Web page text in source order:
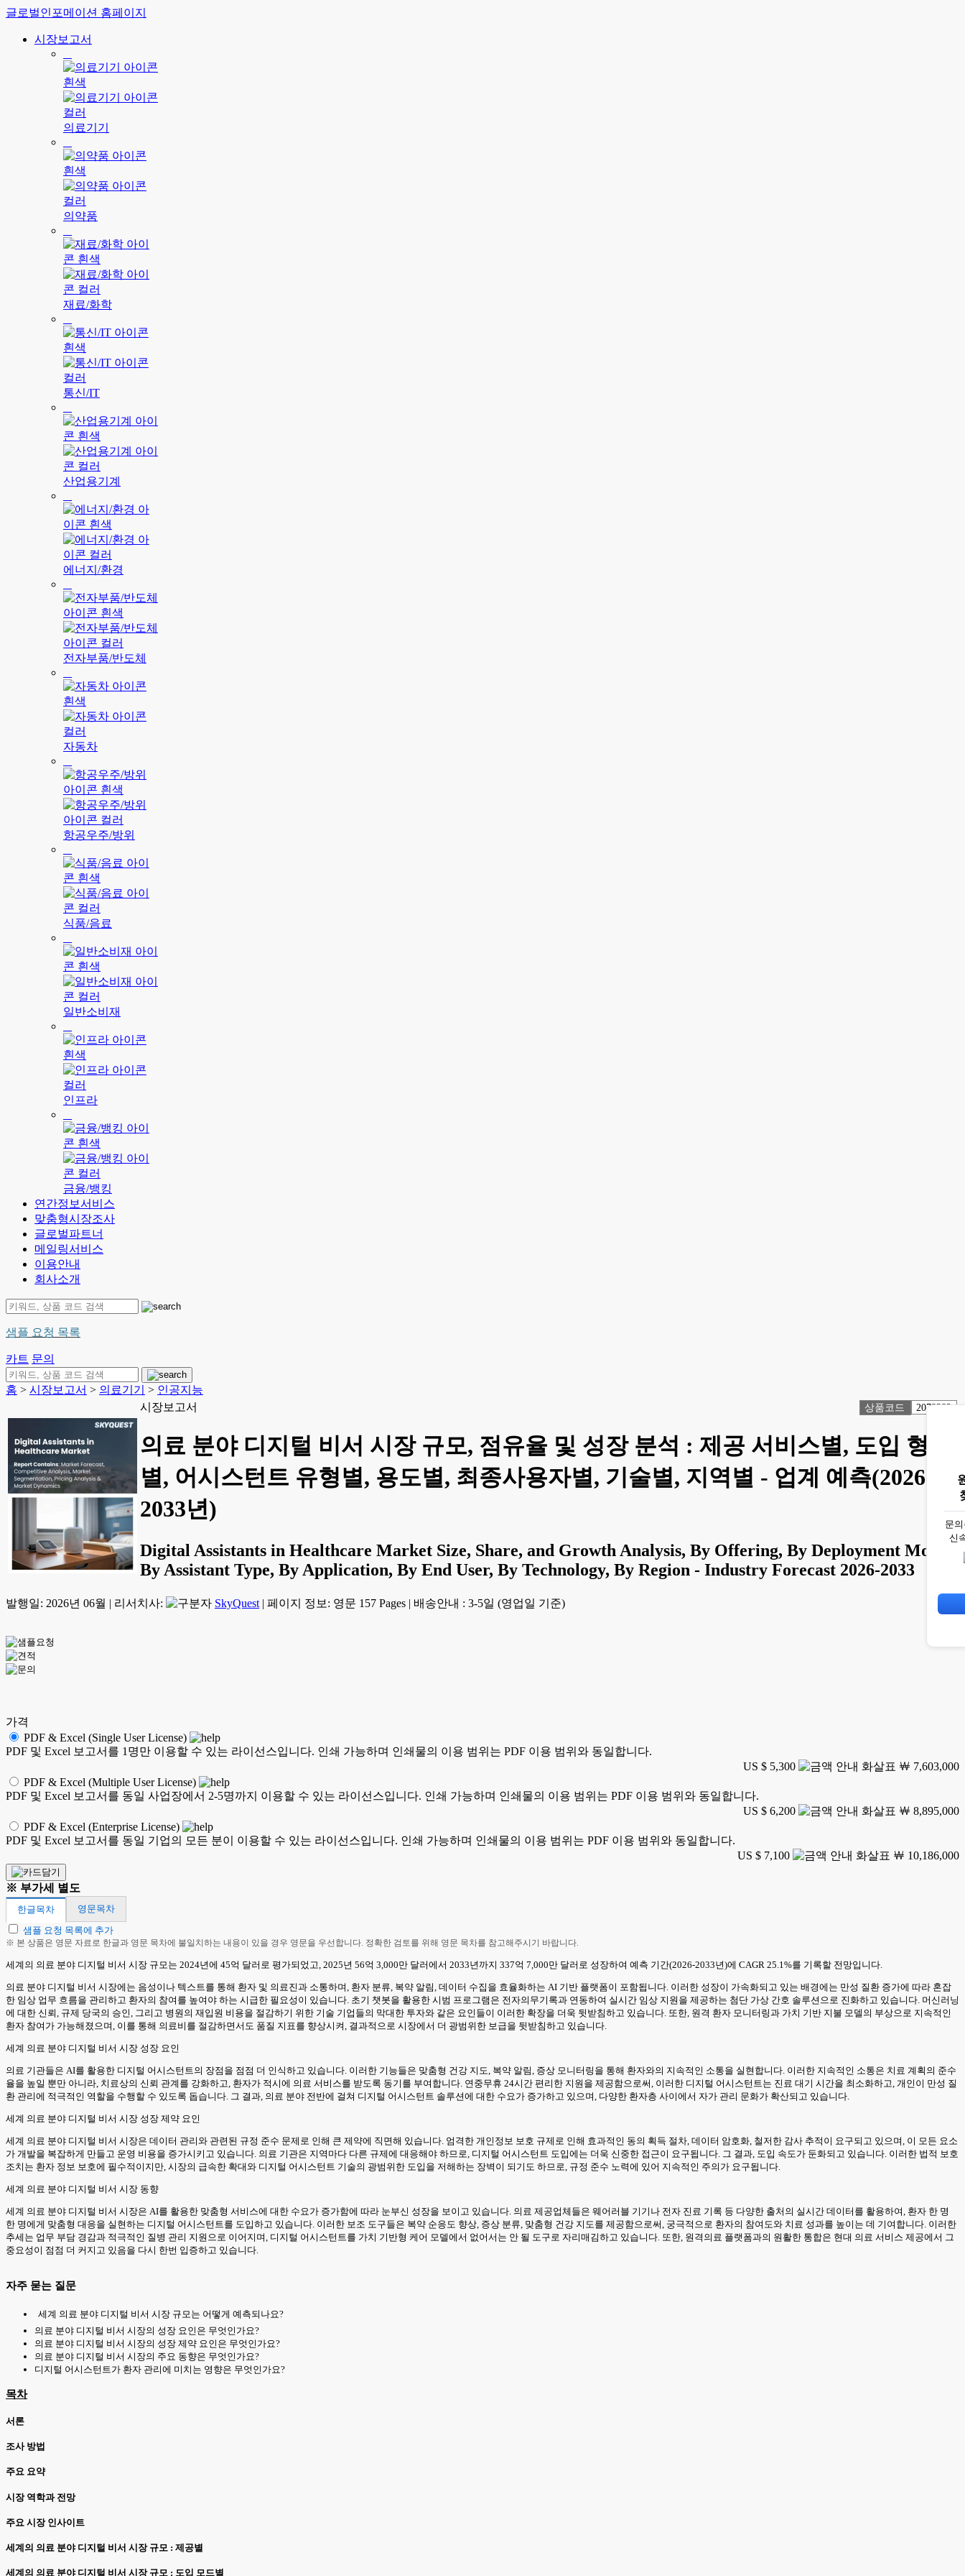
글로벌인포메이션 홈페이지
시장보고서
의료기기
의약품
재료/화학
통신/IT
산업용기계
에너지/환경
전자부품/반도체
자동차
항공우주/방위
식품/음료
일반소비재
인프라
금융/뱅킹
연간정보서비스
맞춤형시장조사
글로벌파트너
메일링서비스
이용안내
회사소개
샘플 요청 목록
카트 문의
홈 > 시장보고서 > 의료기기 > 인공지능
시장보고서
상품코드 2078382
의료 분야 디지털 비서 시장 규모, 점유율 및 성장 분석 : 제공 서비스별, 도입 형태
별, 어시스턴트 유형별, 용도별, 최종사용자별, 기술별, 지역별 - 업계 예측(2026-
2033년)
Digital Assistants in Healthcare Market Size, Share, and Growth Analysis, By Offering, By Deployment Mode,
By Assistant Type, By Application, By End User, By Technology, By Region - Industry Forecast 2026-2033
발행일: 2026년 06월 | 리서치사: SkyQuest | 페이지 정보: 영문 157 Pages | 배송안내 : 3-5일 (영업일 기준)
가격
PDF & Excel (Single User License)
PDF 및 Excel 보고서를 1명만 이용할 수 있는 라이선스입니다. 인쇄 가능하며 인쇄물의 이용 범위는 PDF 이용 범위와 동일합니다.
US $ 5,300
￦ 7,603,000
PDF & Excel (Multiple User License)
PDF 및 Excel 보고서를 동일 사업장에서 2-5명까지 이용할 수 있는 라이선스입니다. 인쇄 가능하며 인쇄물의 이용 범위는 PDF 이용 범위와 동일합니다.
US $ 6,200
￦ 8,895,000
PDF & Excel (Enterprise License)
PDF 및 Excel 보고서를 동일 기업의 모든 분이 이용할 수 있는 라이선스입니다. 인쇄 가능하며 인쇄물의 이용 범위는 PDF 이용 범위와 동일합니다.
US $ 7,100
￦ 10,186,000
※ 부가세 별도
한글목차
영문목차
샘플 요청 목록에 추가
※ 본 상품은 영문 자료로 한글과 영문 목차에 불일치하는 내용이 있을 경우 영문을 우선합니다. 정확한 검토를 위해 영문 목차를 참고해주시기 바랍니다.
세계의 의료 분야 디지털 비서 시장 규모는 2024년에 45억 달러로 평가되었고, 2025년 56억 3,000만 달러에서 2033년까지 337억 7,000만 달러로 성장하여 예측 기간(2026-2033년)에 CAGR 25.1%를 기록할 전망입니다.
의료 분야 디지털 비서 시장에는 음성이나 텍스트를 통해 환자 및 의료진과 소통하며, 환자 분류, 복약 알림, 데이터 수집을 효율화하는 AI 기반 플랫폼이 포함됩니다. 이러한 성장이 가속화되고 있는 배경에는 만성 질환 증가에 따라 혼잡
한 임상 업무 흐름을 관리하고 환자의 참여를 높여야 하는 시급한 필요성이 있습니다. 초기 챗봇을 활용한 시범 프로그램은 전자의무기록과 연동하여 실시간 임상 지원을 제공하는 첨단 가상 간호 솔루션으로 진화하고 있습니다. 머신러닝
에 대한 신뢰, 규제 당국의 승인, 그리고 병원의 재입원 비용을 절감하기 위한 기술 기업들의 막대한 투자와 같은 요인들이 이러한 확장을 더욱 뒷받침하고 있습니다. 또한, 원격 환자 모니터링과 가치 기반 지불 모델의 부상으로 지속적인
환자 참여가 가능해졌으며, 이를 통해 의료비를 절감하면서도 품질 지표를 향상시켜, 결과적으로 시장에서 더 광범위한 보급을 뒷받침하고 있습니다.
세계 의료 분야 디지털 비서 시장 성장 요인
의료 기관들은 AI를 활용한 디지털 어시스턴트의 장점을 점점 더 인식하고 있습니다. 이러한 기능들은 맞춤형 건강 지도, 복약 알림, 증상 모니터링을 통해 환자와의 지속적인 소통을 실현합니다. 이러한 지속적인 소통은 치료 계획의 준수
율을 높일 뿐만 아니라, 치료상의 신뢰 관계를 강화하고, 환자가 적시에 의료 서비스를 받도록 동기를 부여합니다. 연중무휴 24시간 편리한 지원을 제공함으로써, 이러한 디지털 어시스턴트는 진료 대기 시간을 최소화하고, 개인이 만성 질
환 관리에 적극적인 역할을 수행할 수 있도록 돕습니다. 그 결과, 의료 분야 전반에 걸쳐 디지털 어시스턴트 솔루션에 대한 수요가 증가하고 있으며, 다양한 환자층 사이에서 자가 관리 문화가 확산되고 있습니다.
세계 의료 분야 디지털 비서 시장 성장 제약 요인
세계 의료 분야 디지털 비서 시장은 데이터 관리와 관련된 규정 준수 문제로 인해 큰 제약에 직면해 있습니다. 엄격한 개인정보 보호 규제로 인해 효과적인 동의 획득 절차, 데이터 암호화, 철저한 감사 추적이 요구되고 있으며, 이 모든 요소
가 개발을 복잡하게 만들고 운영 비용을 증가시키고 있습니다. 의료 기관은 지역마다 다른 규제에 대응해야 하므로, 디지털 어시스턴트 도입에는 더욱 신중한 접근이 요구됩니다. 그 결과, 도입 속도가 둔화되고 있습니다. 이러한 법적 보호
조치는 환자 정보 보호에 필수적이지만, 시장의 급속한 확대와 디지털 어시스턴트 기술의 광범위한 도입을 저해하는 장벽이 되기도 하므로, 규정 준수 노력에 있어 지속적인 주의가 요구됩니다.
세계 의료 분야 디지털 비서 시장 동향
세계 의료 분야 디지털 비서 시장은 AI를 활용한 맞춤형 서비스에 대한 수요가 증가함에 따라 눈부신 성장을 보이고 있습니다. 의료 제공업체들은 웨어러블 기기나 전자 진료 기록 등 다양한 출처의 실시간 데이터를 활용하여, 환자 한 명
한 명에게 맞춤형 대응을 실현하는 디지털 어시스턴트를 도입하고 있습니다. 이러한 보조 도구들은 복약 순응도 향상, 증상 분류, 맞춤형 건강 지도를 제공함으로써, 궁극적으로 환자의 참여도와 치료 성과를 높이는 데 기여합니다. 이러한
추세는 업무 부담 경감과 적극적인 질병 관리 지원으로 이어지며, 디지털 어시스턴트를 가치 기반형 케어 모델에서 없어서는 안 될 도구로 자리매김하고 있습니다. 또한, 원격의료 플랫폼과의 원활한 통합은 현대 의료 서비스 제공에서 그
중요성이 점점 더 커지고 있음을 다시 한번 입증하고 있습니다.
자주 묻는 질문
세계 의료 분야 디지털 비서 시장 규모는 어떻게 예측되나요?
의료 분야 디지털 비서 시장의 성장 요인은 무엇인가요?
의료 분야 디지털 비서 시장의 성장 제약 요인은 무엇인가요?
의료 분야 디지털 비서 시장의 주요 동향은 무엇인가요?
디지털 어시스턴트가 환자 관리에 미치는 영향은 무엇인가요?
목차
서론
조사 방법
주요 요약
시장 역학과 전망
주요 시장 인사이트
세계의 의료 분야 디지털 비서 시장 규모 : 제공별
세계의 의료 분야 디지털 비서 시장 규모 : 도입 모드별
문
신